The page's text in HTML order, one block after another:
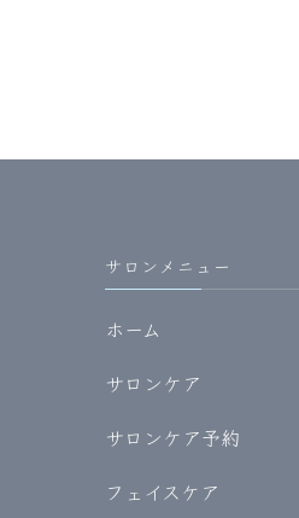
サロンメニュー
ホーム
サロンケア
サロンケア予約
フェイスケア